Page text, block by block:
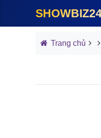
Trang chủ